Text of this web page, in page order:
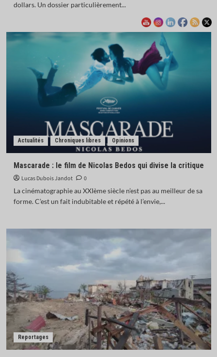
dollars. Un dossier particulièrement...
Actualités Chroniques libres Opinions
Mascarade : le film de Nicolas Bedos qui divise la critique
Lucas Dubois Jandot
0
La cinématographie au XXIème siècle n’est pas au meilleur de sa
forme. C’est un fait indubitable et répété à l’envie,...
Reportages